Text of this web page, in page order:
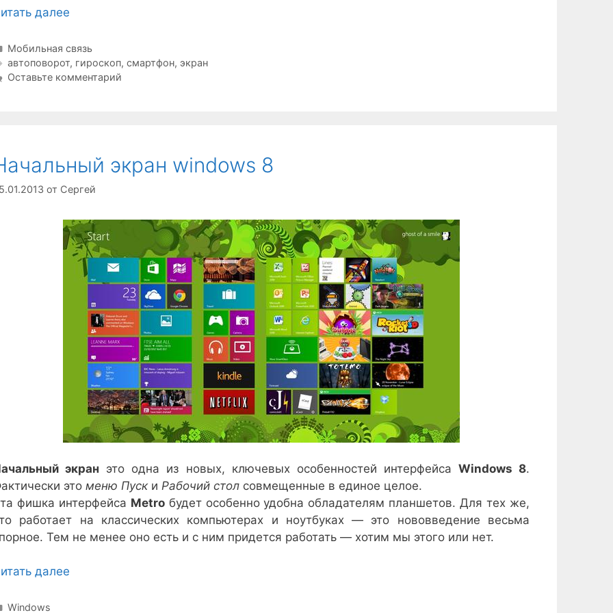
далее
Рубрики
Мобильная связь
Метки
автоповорот, гироскоп, смартфон, экран
Оставьте комментарий
экран windows 8
от Сергей
экран это одна из новых, ключевых особенностей интерфейса Windows 8.
это меню Пуски Рабочий стол совмещенные в единое целое.
фишка интерфейса Metroбудет особенно удобна обладателям планшетов. Для тех же,
работает на классических компьютерах и ноутбуках — это нововведение весьма
Тем не менее оно есть и с ним придется работать — хотим мы этого или нет.
далее
Рубрики
Windows